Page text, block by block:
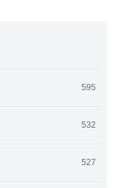
595
532
527